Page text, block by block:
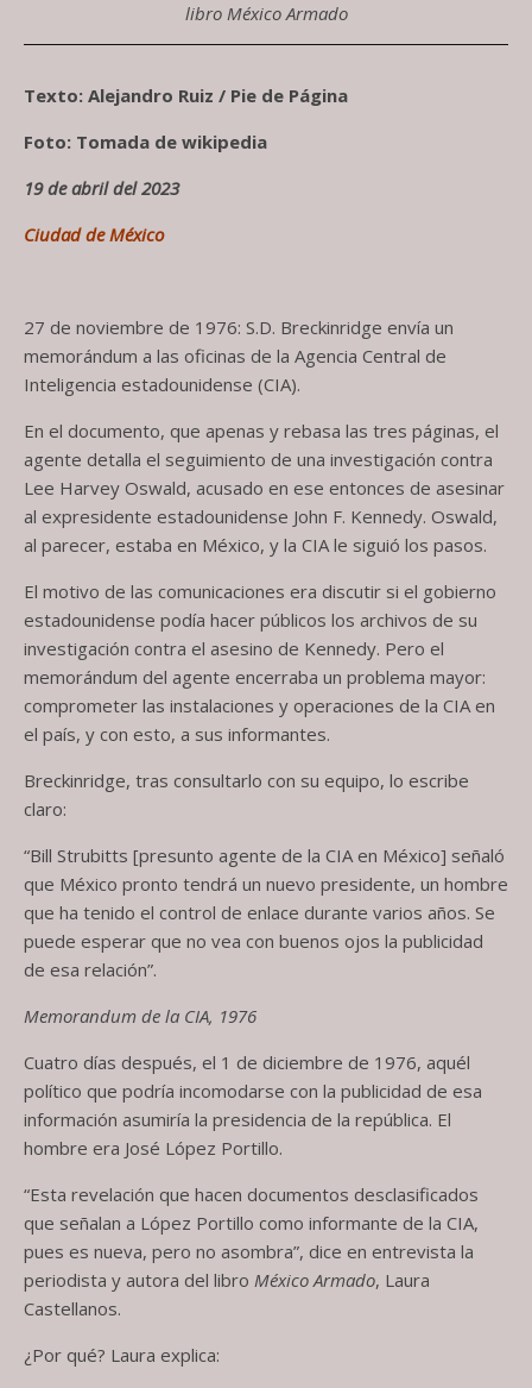
libro México Armado
Texto: Alejandro Ruiz / Pie de Página
Foto: Tomada de wikipedia
19 de abril del 2023
Ciudad de México
27 de noviembre de 1976: S.D. Breckinridge envía un
memorándum a las oficinas de la Agencia Central de
Inteligencia estadounidense (CIA).
En el documento, que apenas y rebasa las tres páginas, el
agente detalla el seguimiento de una investigación contra
Lee Harvey Oswald, acusado en ese entonces de asesinar
al expresidente estadounidense John F. Kennedy. Oswald,
al parecer, estaba en México, y la CIA le siguió los pasos.
El motivo de las comunicaciones era discutir si el gobierno
estadounidense podía hacer públicos los archivos de su
investigación contra el asesino de Kennedy. Pero el
memorándum del agente encerraba un problema mayor:
comprometer las instalaciones y operaciones de la CIA en
el país, y con esto, a sus informantes.
Breckinridge, tras consultarlo con su equipo, lo escribe
claro:
“Bill Strubitts [presunto agente de la CIA en México] señaló
que México pronto tendrá un nuevo presidente, un hombre
que ha tenido el control de enlace durante varios años. Se
puede esperar que no vea con buenos ojos la publicidad
de esa relación”.
Memorandum de la CIA, 1976
Cuatro días después, el 1 de diciembre de 1976, aquél
político que podría incomodarse con la publicidad de esa
información asumiría la presidencia de la república. El
hombre era José López Portillo.
“Esta revelación que hacen documentos desclasificados
que señalan a López Portillo como informante de la CIA,
pues es nueva, pero no asombra”, dice en entrevista la
periodista y autora del libro México Armado, Laura
Castellanos.
¿Por qué? Laura explica: